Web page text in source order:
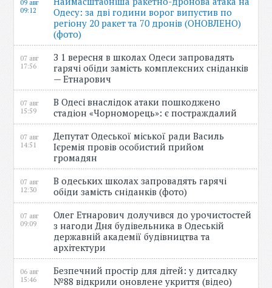
09 авг
09:12
Одесу: за дві години ворог випустив по
регіону 20 ракет та 70 дронів (ОНОВЛЕНО)
(фото)
07 авг
17:56
З 1 вересня в школах Одеси запровадять
гарячі обіди замість комплексних сніданків
— Етнарович
07 авг
15:59
В Одесі внаслідок атаки пошкоджено
стадіон «Чорноморець»: є постраждалий
07 авг
14:51
Депутат Одеської міської ради Василь
Ієремія провів особистий прийом
громадян
07 авг
12:30
В одеських школах запровадять гарячі
обіди замість сніданків (фото)
07 авг
09:09
Олег Етнарович долучився до урочистостей
з нагоди Дня будівельника в Одеській
державній академії будівництва та
архітектури
06 авг
15:46
Безпечний простір для дітей: у дитсадку
№88 відкрили оновлене укриття (відео)